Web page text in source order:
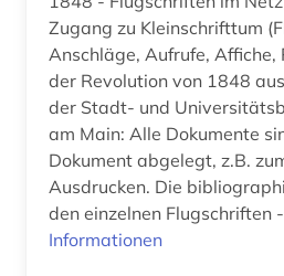
autor (2)
außenministerium (3)
außenpolitik (18)
außenwirtschaft (1)
Zugang zu Kleinschrifttum
Anschläge, Aufrufe, Affiche,
der Revolution von 1848
der Stadt- und
am Main: Alle Dokumente sind auch als pdf-
Dokument abgelegt, z.B.
Ausdrucken. Die
den einzelnen Flugschriften
Informationen